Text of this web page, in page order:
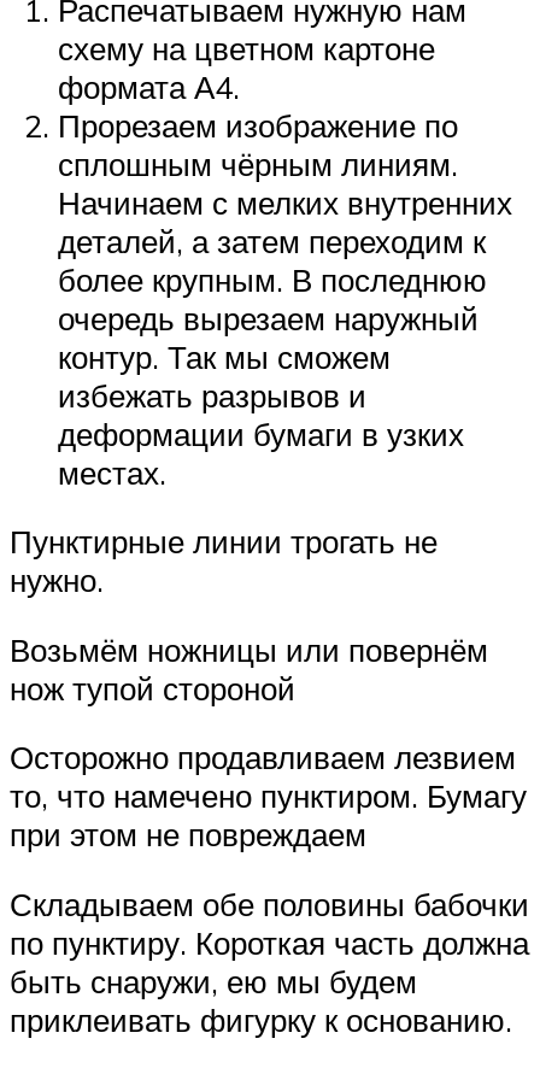
Распечатываем нужную нам
схему на цветном картоне
формата А4.
Прорезаем изображение по
сплошным чёрным линиям.
Начинаем с мелких внутренних
деталей, а затем переходим к
более крупным. В последнюю
очередь вырезаем наружный
контур. Так мы сможем
избежать разрывов и
деформации бумаги в узких
местах.
Пунктирные линии трогать не
нужно.
Возьмём ножницы или повернём
нож тупой стороной
Осторожно продавливаем лезвием
то, что намечено пунктиром. Бумагу
при этом не повреждаем
Складываем обе половины бабочки
по пунктиру. Короткая часть должна
быть снаружи, ею мы будем
приклеивать фигурку к основанию.